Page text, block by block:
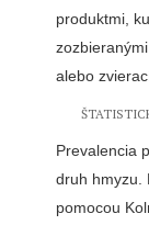
produktmi,
alebo
Prevalencia
druh hmyzu.
pomocou